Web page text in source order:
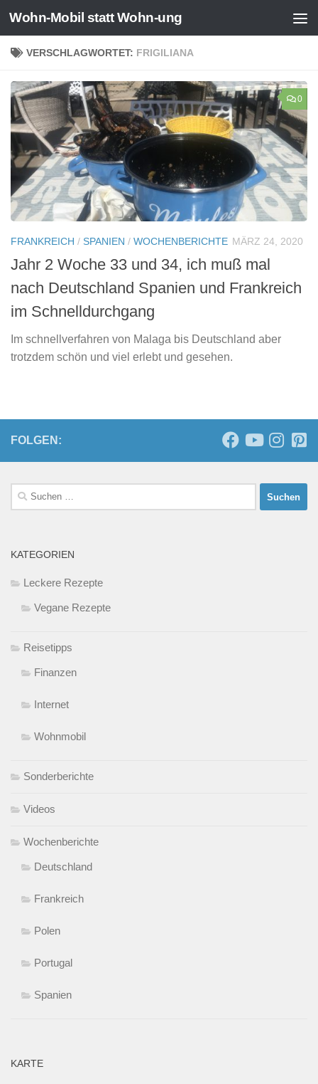
Zum Inhalt springen
Wohn-Mobil statt Wohn-ung
VERSCHLAGWORTET: FRIGILIANA
0
FRANKREICH / SPANIEN / WOCHENBERICHTE MÄRZ 24, 2020
Jahr 2 Woche 33 und 34, ich muß mal
nach Deutschland Spanien und Frankreich
im Schnelldurchgang
Im schnellverfahren von Malaga bis Deutschland aber
trotzdem schön und viel erlebt und gesehen.
FOLGEN:
Suchen
nach:
KATEGORIEN
Leckere Rezepte
Vegane Rezepte
Reisetipps
Finanzen
Internet
Wohnmobil
Sonderberichte
Videos
Wochenberichte
Deutschland
Frankreich
Polen
Portugal
Spanien
KARTE